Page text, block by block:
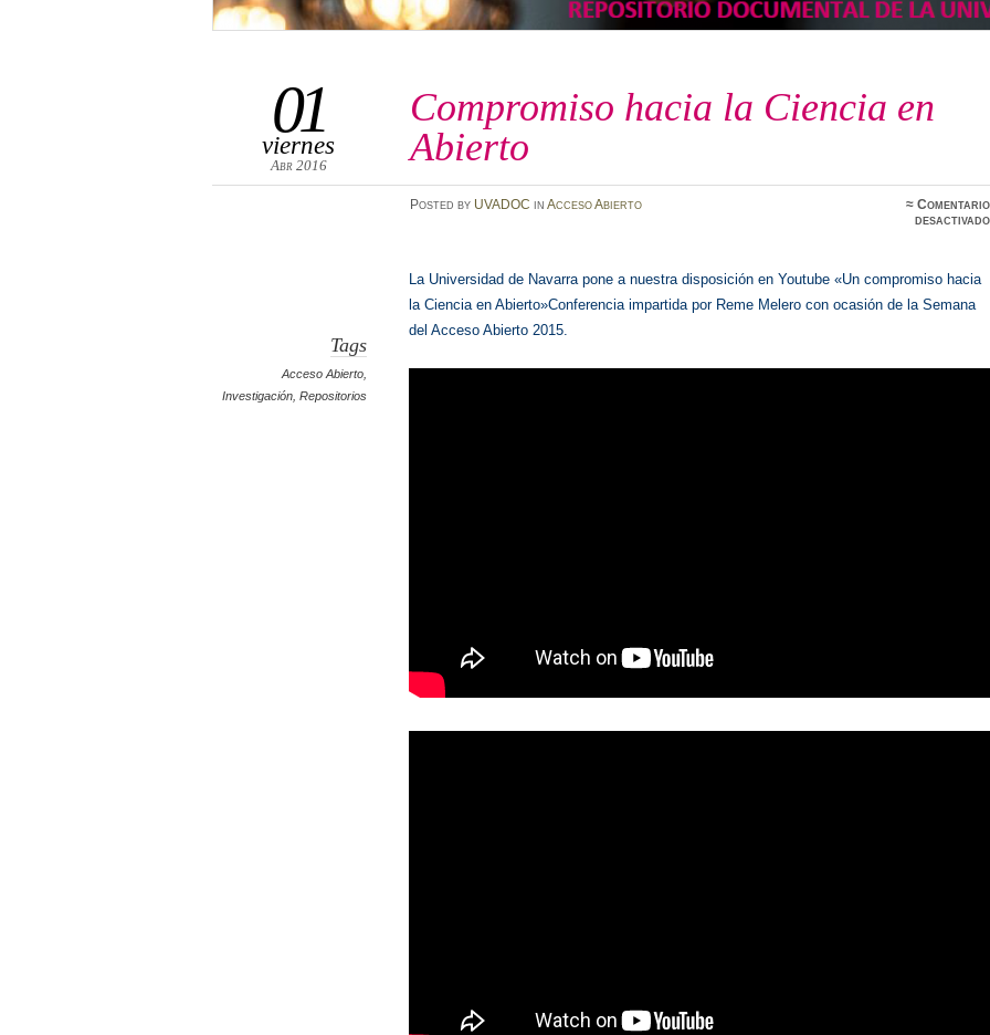
Compromiso hacia la Ciencia en
Abierto
01
viernes
Abr 2016
Posted by UVADOC in Acceso Abierto ≈
Tags
Acceso Abierto
Investigación ,Repositorios
La Universidad de Navarra pone a nuestra disposición en Youtube «Un compromiso hacia
la Ciencia en Abierto»Conferencia impartida por Reme Melero con ocasión de la Semana
del Acceso Abierto 2015.